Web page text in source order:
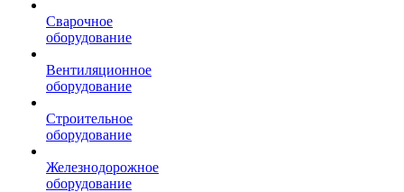
Сварочное
оборудование
Вентиляционное
оборудование
Строительное
оборудование
Железнодорожное
оборудование